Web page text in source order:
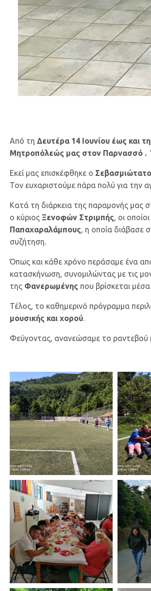
Από τη Δευτέρα 14 Ιουνίου έως και
Μητροπόλεώς μας στον Παρνασσό .
Εκεί μας επισκέφθηκε ο
Τον ευχαριστούμε πάρα πολύ για την
Κατά τη διάρκεια της παραμονής μας
ο κύριος Ξενοφών Στριμπής, οι
Παπαχαραλάμπους, η οποία διάβασε
συζήτηση.
Όπως και κάθε χρόνο περάσαμε ένα
κατασκήνωση, συνομιλώντας με τις
της Φανερωμένης που βρίσκεται
Τέλος, το καθημερινό πρόγραμμα
μουσικής και χορού.
Φεύγοντας, ανανεώσαμε το ραντεβού